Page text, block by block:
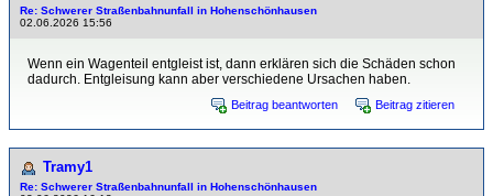
Re: Schwerer Straßenbahnunfall in Hohenschönhausen
02.06.2026 15:56
Wenn ein Wagenteil entgleist ist, dann erklären sich die Schäden schon
dadurch. Entgleisung kann aber verschiedene Ursachen haben.
Beitrag beantworten Beitrag zitieren
Tramy1
Re: Schwerer Straßenbahnunfall in Hohenschönhausen